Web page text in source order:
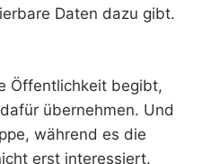
Daten dazu gibt.
Öffentlichkeit begibt,
übernehmen. Und
während es die
erst interessiert.